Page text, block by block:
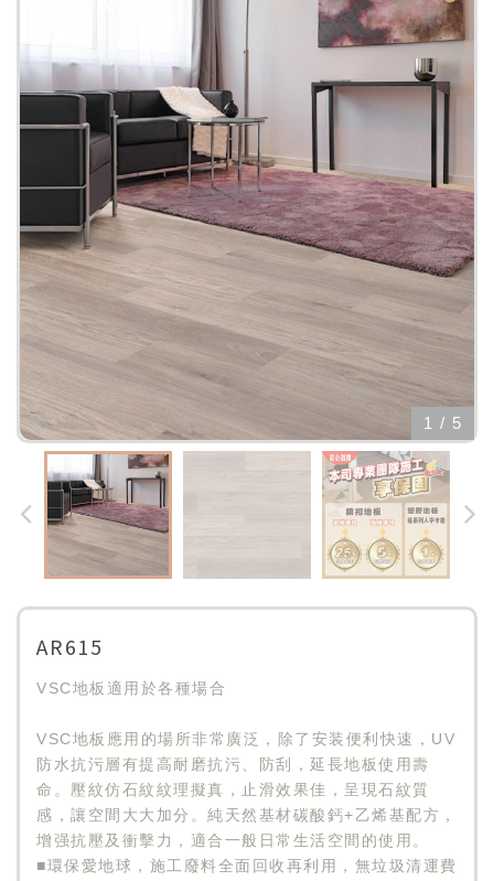
AR615
VSC地板適用於各種場合
VSC地板應用的場所非常廣泛，除了安装便利快速，UV
防水抗污層有提高耐磨抗污、防刮，延長地板使用壽
命。壓紋仿石紋紋理擬真，止滑效果佳，呈現石紋質
感，讓空間大大加分。純天然基材碳酸鈣+乙烯基配方，
增强抗壓及衝擊力，適合一般日常生活空間的使用。
■環保愛地球，施工廢料全面回收再利用，無垃圾清運費
1 / 5